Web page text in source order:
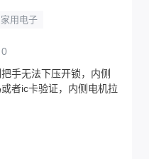
家用电子
0
手无法下压开锁，内侧
者ic卡验证，内侧电机拉